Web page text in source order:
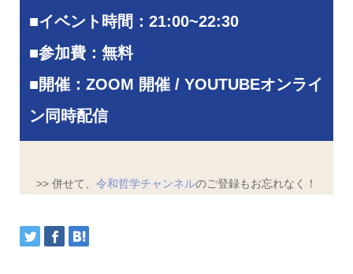
■イベント時間：21:00~22:30
■参加費：無料
■開催：ZOOM 開催 / YOUTUBEオンライ
ン同時配信
>> 併せて、 令和哲学チャンネルのご登録もお忘れなく！